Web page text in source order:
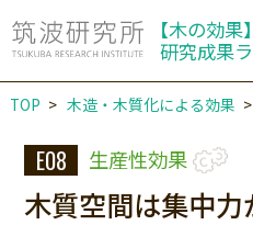
【木の効果】
研究成果
TOP 木造・木質化による効果
E08 生産性効果
木質空間は集中力